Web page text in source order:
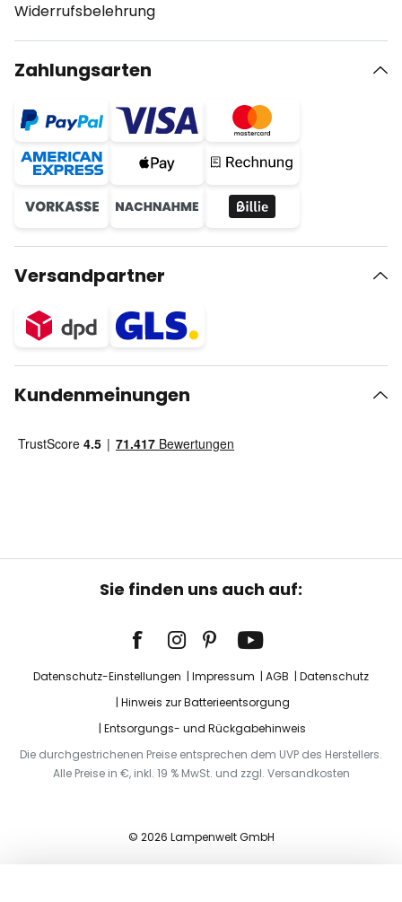
Widerrufsbelehrung
Zahlungsarten
Versandpartner
Kundenmeinungen
Sie finden uns auch auf:
Datenschutz-Einstellungen Impressum AGB
Datenschutz
Hinweis zur Batterieentsorgung
Entsorgungs- und Rückgabehinweis
Die durchgestrichenen Preise entsprechen dem UVP des Herstellers.
Alle Preise in €, inkl. 19 % MwSt. und zzgl. Versandkosten
© 2026 Lampenwelt GmbH